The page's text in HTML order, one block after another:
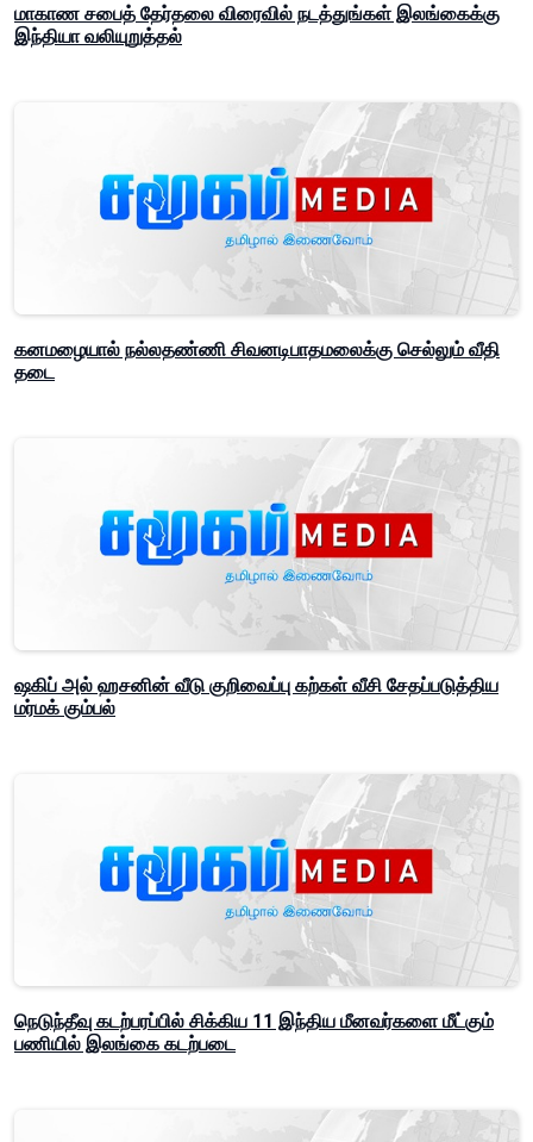
மாகாண சபைத் தேர்தலை விரைவில் நடத்துங்கள் இலங்கைக்கு
இந்தியா வலியுறுத்தல்
கனமழையால் நல்லதண்ணி சிவனடிபாதமலைக்கு செல்லும் வீதி
தடை
ஷகிப் அல் ஹசனின் வீடு குறிவைப்பு கற்கள் வீசி சேதப்படுத்திய
மர்மக் கும்பல்
நெடுந்தீவு கடற்பரப்பில் சிக்கிய 11 இந்திய மீனவர்களை மீட்கும்
பணியில் இலங்கை கடற்படை